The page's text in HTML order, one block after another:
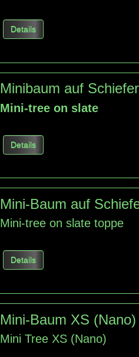
Details
Minibaum auf
Mini-tree on slate
Details
Mini-Baum auf
Mini-tree on slate toppe
Details
Mini-Baum XS (Nano)
Mini Tree XS (Nano)